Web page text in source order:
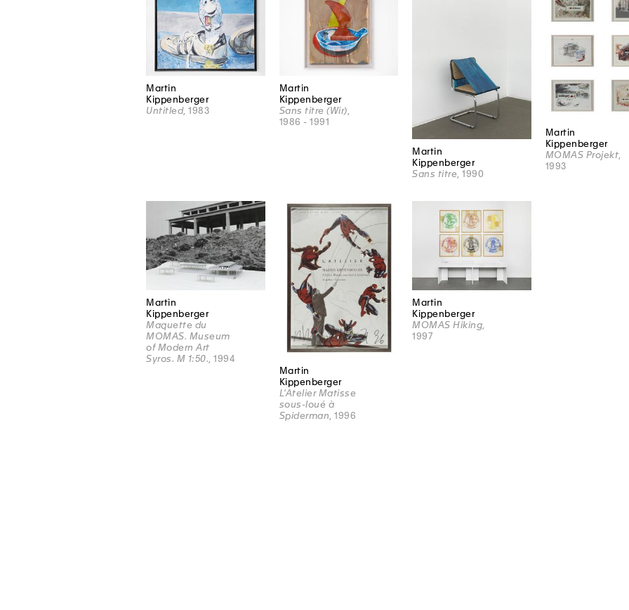
Martin
Kippenberger
Untitled, 1983
Martin
Kippenberger
Sans titre (Wir)
1986 - 1991
Martin
Kippenberger
Sans titre , 1990
Martin
Kippenberger
MOMAS Projekt
1993
Martin
Kippenberger
Maquette du
MOMAS. Museum
of Modern Art
Syros. M 1:50., 1994
Martin
Kippenberger
L'Atelier Matisse
sous-loué à
Spiderman , 1996
Martin
Kippenberger
MOMAS Hiking,
1997